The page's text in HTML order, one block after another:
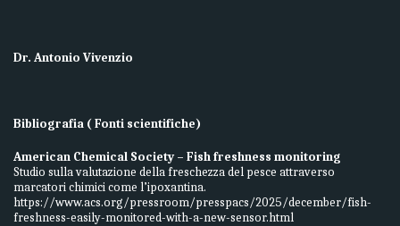
Dr. Antonio Vivenzio
Bibliografia ( Fonti scientifiche)
American Chemical Society – Fish freshness monitoring
Studio sulla valutazione della freschezza del pesce attraverso
marcatori chimici come l’ipoxantina.
https://www.acs.org/pressroom/presspacs/2025/december/fish-
freshness-easily-monitored-with-a-new-sensor.html